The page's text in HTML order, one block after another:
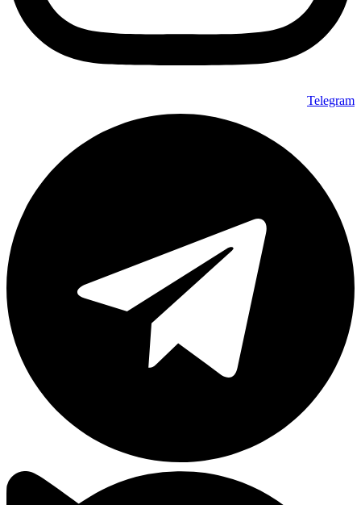
Telegram